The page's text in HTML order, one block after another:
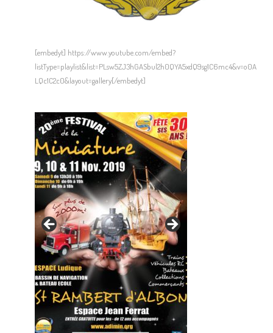
[embedyt] https://www.youtube.com/embed?
listType=playlist&list=PLsw5ZJ3hGASbul2h0QYA5xdQ9sg1C6mc4&v=o0A
LQc1C2c0&layout=gallery[/embedyt]